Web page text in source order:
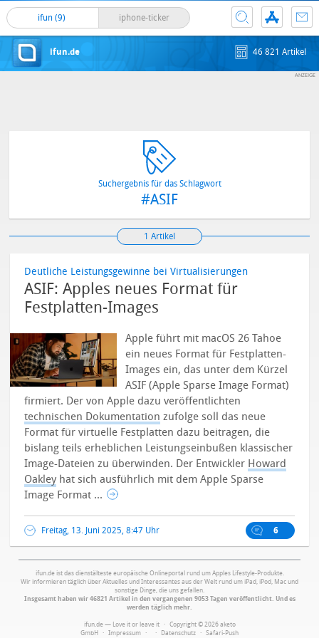
ifun (9) iphone-ticker
ifun.de 46 821 Artikel
Suchergebnis für das Schlagwort
#ASIF
1 Artikel
Deutliche Leistungsgewinne bei Virtualisierungen
ASIF: Apples neues Format für
Festplatten-Images
Apple führt mit macOS 26 Tahoe
ein neues Format für Festplatten-
Images ein, das unter dem Kürzel
ASIF (Apple Sparse Image Format)
firmiert. Der von Apple dazu veröffentlichten
technischen Dokumentation zufolge soll das neue
Format für virtuelle Festplatten dazu beitragen, die
bislang teils erheblichen Leistungseinbußen klassischer
Image-Dateien zu überwinden. Der Entwickler Howard
Oakley hat sich ausführlich mit dem Apple Sparse
Image Format ...
Freitag, 13. Juni 2025, 8:47 Uhr 6
ifun.de ist das dienstälteste europäische Onlineportal rund um Apples Lifestyle-Produkte.
Wir informieren täglich über Aktuelles und Interessantes aus der Welt rund um iPad, iPod, Mac und
sonstige Dinge, die uns gefallen.
Insgesamt haben wir 46821 Artikel in den vergangenen 9053 Tagen veröffentlicht. Und es
werden täglich mehr.
ifun.de — Love it or leave it · Copyright © 2026 aketo
GmbH · Impressum · · Datenschutz · Safari-Push